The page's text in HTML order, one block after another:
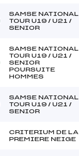
SAMSE NATIONAL
TOUR U19 / U21 /
SENIOR
SAMSE NATIONAL
TOUR U19 / U21 /
SENIOR
POURSUITE
HOMMES
SAMSE NATIONAL
TOUR U19 / U21 /
SENIOR
CRITERIUM DE LA
PREMIERE NEIGE